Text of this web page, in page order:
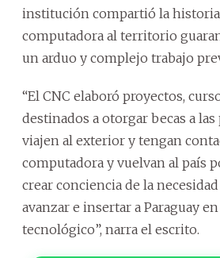
institución compartió la historia
computadora al territorio
un arduo y complejo trabajo
“El CNC elaboró proyectos,
destinados a otorgar becas a las
viajen al exterior y tengan
computadora y vuelvan al país
crear conciencia de la
avanzar e insertar a Paraguay
tecnológico”, narra el escrito.